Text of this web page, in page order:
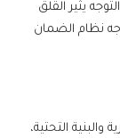
يثير القلق
نظام الضمان
التحتية،